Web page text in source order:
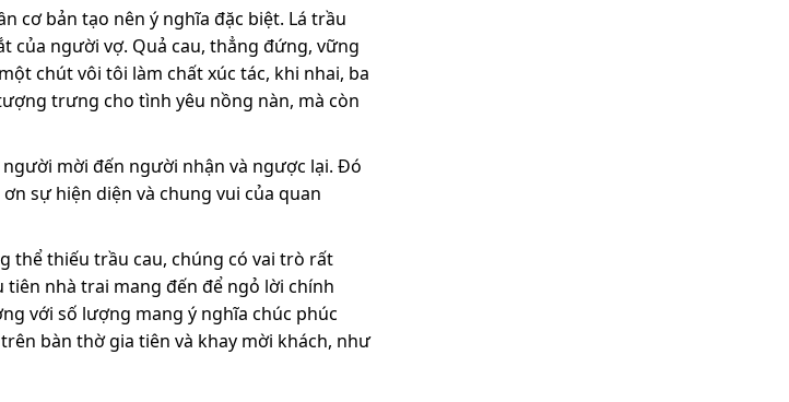
cơ bản tạo nên ý nghĩa đặc biệt. Lá trầu
của người vợ. Quả cau, thẳng đứng, vững
chút vôi tôi làm chất xúc tác, khi nhai, ba
trưng cho tình yêu nồng nàn, mà còn
mời đến người nhận và ngược lại. Đó
sự hiện diện và chung vui của quan
thể thiếu trầu cau, chúng có vai trò rất
tiên nhà trai mang đến để ngỏ lời chính
với số lượng mang ý nghĩa chúc phúc
bàn thờ gia tiên và khay mời khách, như